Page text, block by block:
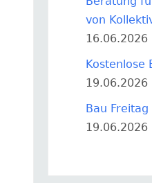
von
16.06.2026
Kostenlose
19.06.2026
Bau Freitag
19.06.2026